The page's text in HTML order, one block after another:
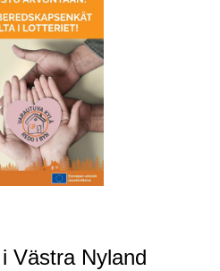
Västra Nyland